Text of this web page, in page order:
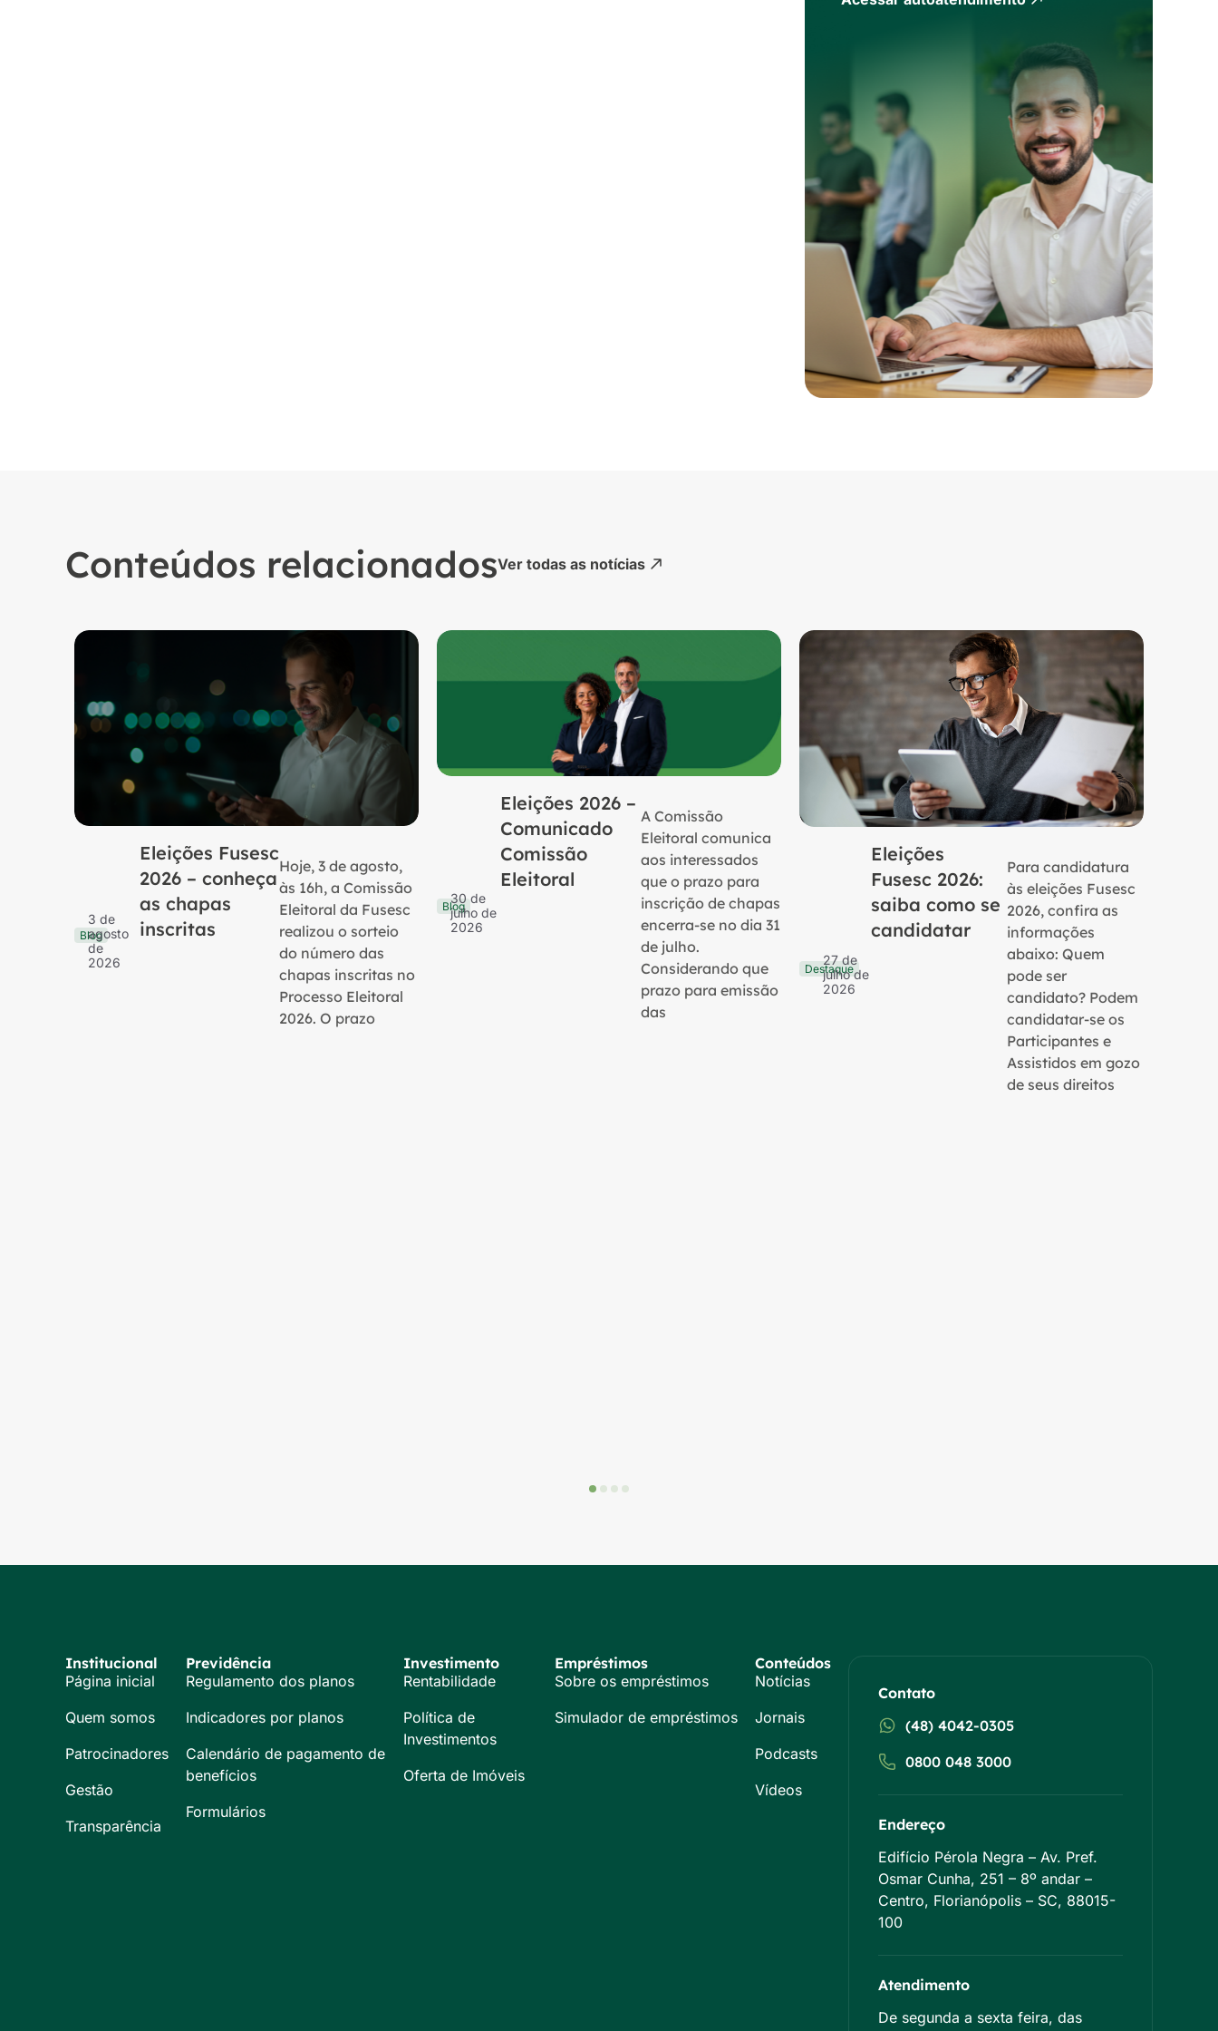
Conteúdos relacionadosVer todas as notícias
Blog
3 de
agosto
de
2026
Eleições Fusesc
2026 – conheça
as chapas
inscritas
Hoje, 3 de agosto,
às 16h, a Comissão
Eleitoral da Fusesc
realizou o sorteio
do número das
chapas inscritas no
Processo Eleitoral
2026. O prazo
Blog
30 de
julho de
2026
Eleições 2026 –
Comunicado
Comissão
Eleitoral
A Comissão
Eleitoral comunica
aos interessados
que o prazo para
inscrição de chapas
encerra-se no dia 31
de julho.
Considerando que
prazo para emissão
das
Destaque
27 de
julho de
2026
Eleições
Fusesc 2026:
saiba como se
candidatar
Para candidatura
às eleições Fusesc
2026, confira as
informações
abaixo: Quem
pode ser
candidato? Podem
candidatar-se os
Participantes e
Assistidos em gozo
de seus direitos
Institucional
Página inicial
Quem somos
Patrocinadores
Gestão
Transparência
Previdência
Regulamento dos planos
Indicadores por planos
Calendário de pagamento de
benefícios
Formulários
Investimento
Rentabilidade
Política de
Investimentos
Oferta de Imóveis
Empréstimos
Sobre os empréstimos
Simulador de empréstimos
Conteúdos
Notícias
Jornais
Podcasts
Vídeos
Contato
(48) 4042-0305
0800 048 3000
Endereço
Edifício Pérola Negra – Av. Pref.
Osmar Cunha, 251 – 8º andar –
Centro, Florianópolis – SC, 88015-
100
Atendimento
De segunda a sexta feira, das